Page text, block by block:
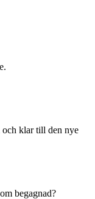
och klar till den nye
begagnad?